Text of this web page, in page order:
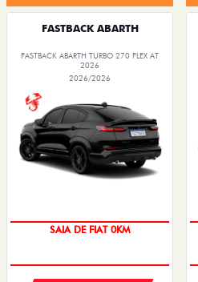
FASTBACK ABARTH
FASTBACK ABARTH TURBO 270 FLEX AT
2026
2026/2026